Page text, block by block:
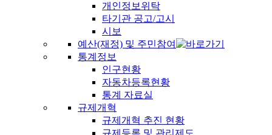
개인정보위탁
타기관 공고/고시
시보
예산(재정) 및 주민참여
통계정보
인구현황
자동차등록현황
통계 자료실
규제개혁
규제개혁 추진 현황